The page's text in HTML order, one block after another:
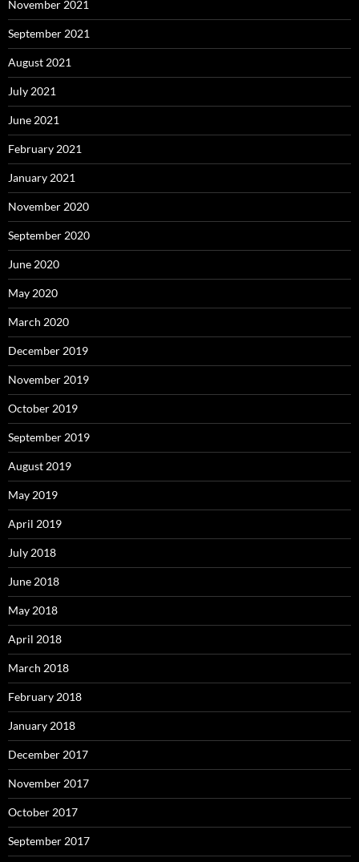
November 2021
September 2021
August 2021
July 2021
June 2021
February 2021
January 2021
November 2020
September 2020
June 2020
May 2020
March 2020
December 2019
November 2019
October 2019
September 2019
August 2019
May 2019
April 2019
July 2018
June 2018
May 2018
April 2018
March 2018
February 2018
January 2018
December 2017
November 2017
October 2017
September 2017